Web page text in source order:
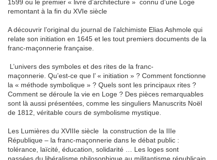
1599 ou le premier « livre d’architecture » connu d’une Loge
remontant à la fin du XVIe siècle
A découvrir l’original du journal de l’alchimiste Elias Ashmole qui
relate son initiation en 1645 et les tout premiers documents de la
franc-maçonnerie française.
L’univers des symboles et des rites de la franc-
maçonnerie. Qu’est-ce que l’ « initiation » ? Comment fonctionne
la « méthode symbolique » ? Quels sont les principaux rites ?
Comment se déroule la vie en Loge ? Des pièces remarquables
sont là aussi présentées, comme les singuliers Manuscrits Noël
de 1812, véritable cours de symbolisme mystique.
Les Lumières du XVIIIe siècle la construction de la IIIe
République – la franc-maçonnerie dans le débat public :
tolérance, laïcité, éducation, solidarité … Les loges sont